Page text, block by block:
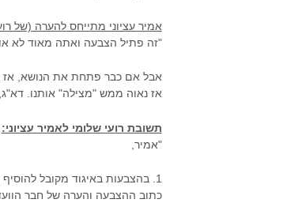
אמיר עציוני מתייחס להערה (של
"זה פתיל הצבעה ואתה מאוד לא
אבל אם כבר פתחת את הנושא, אז
אז נאוה ממש "מצילה" אותנו.
תשובת רועי שלומי לאמיר עציוני:
"אמיר,
1. בהצבעות באיגוד מקובל
כתוב ההצבעה והערה של חבר